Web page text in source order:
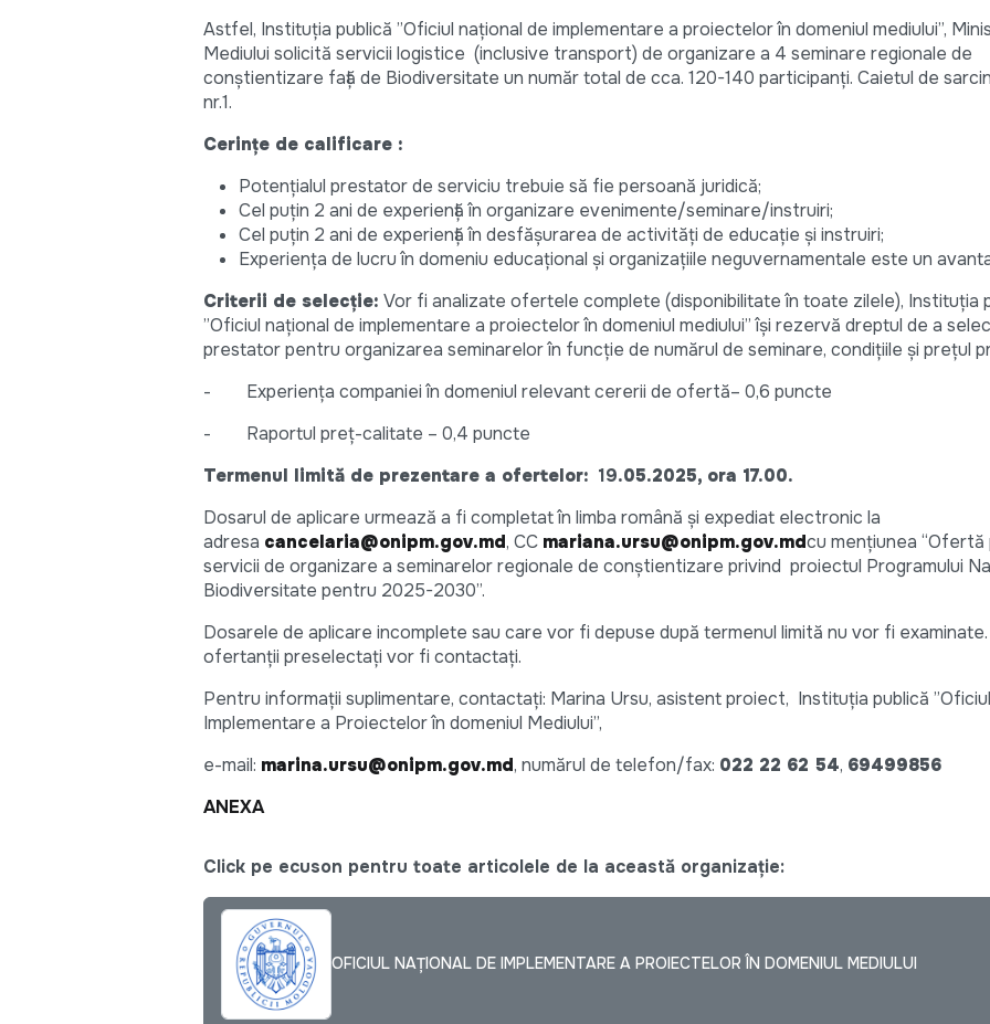
Astfel, Instituția publică ”Oficiul național de implementare a proiectelor în domeniul mediului”,
Mediului solicită servicii logistice (inclusive transport) de organizare a 4 seminare regionale de
conștientizare față de Biodiversitate un număr total de cca. 120-140 participanți. Caietul de
nr.1.
Cerințe de calificare :
Potențialul prestator de serviciu trebuie să fie persoană juridică;
Cel puțin 2 ani de experiență în organizare evenimente/seminare/instruiri;
Cel puțin 2 ani de experiență în desfășurarea de activități de educație și instruiri;
Experiența de lucru în domeniu educațional și organizațiile neguvernamentale este un
Criterii de selecție: Vor fi analizate ofertele complete (disponibilitate în toate zilele), Instituția
”Oficiul național de implementare a proiectelor în domeniul mediului” își rezervă dreptul de a
prestator pentru organizarea seminarelor în funcție de numărul de seminare, condițiile și prețul
- Experiența companiei în domeniul relevant cererii de ofertă– 0,6 puncte
- Raportul preț-calitate – 0,4 puncte
Termenul limită de prezentare a ofertelor: 19.05.2025, ora 17.00.
Dosarul de aplicare urmează a fi completat în limba română și expediat electronic la
adresa cancelaria@onipm.gov.md, CC mariana.ursu@onipm.gov.mdcu mențiunea
servicii de organizare a seminarelor regionale de conștientizare privind proiectul Programului
Biodiversitate pentru 2025-2030”.
Dosarele de aplicare incomplete sau care vor fi depuse după termenul limită nu vor fi
ofertanții preselectați vor fi contactați.
Pentru informații suplimentare, contactați: Marina Ursu, asistent proiect, Instituția publică
Implementare a Proiectelor în domeniul Mediului”,
e-mail: marina.ursu@onipm.gov.md, numărul de telefon/fax: 022 22 62 54, 69499856
ANEXA
Click pe ecuson pentru toate articolele de la această organizație:
OFICIUL NAȚIONAL DE IMPLEMENTARE A PROIECTELOR ÎN DOMENIUL MEDIULUI